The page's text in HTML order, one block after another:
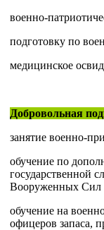
военно-
подготовку по
медицинское
Добровольная
занятие военно-
обучение по
государственной
Вооруженных Сил
обучение на
офицеров запаса,